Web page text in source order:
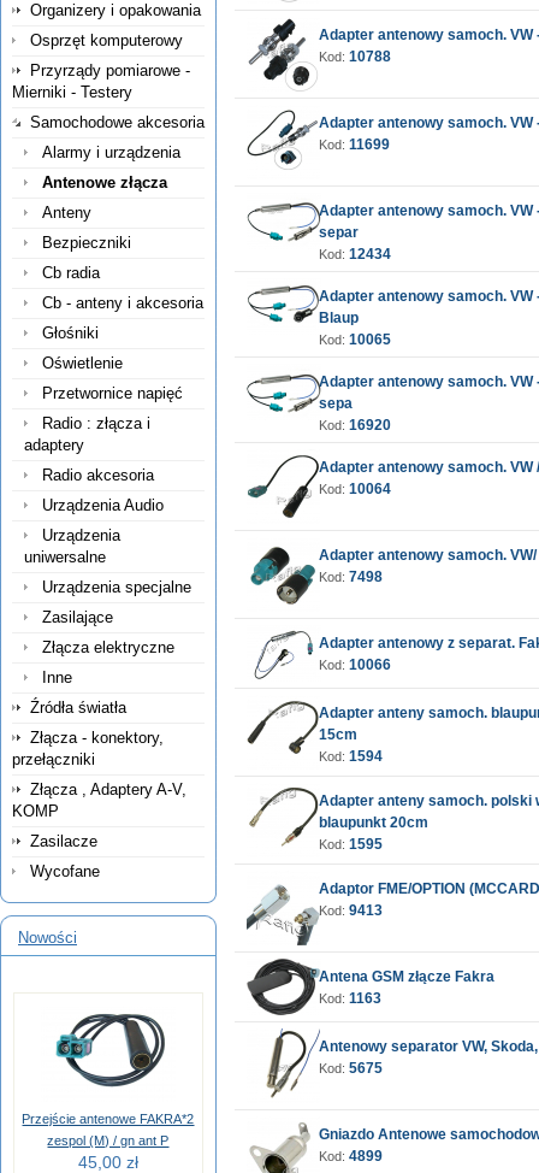
Organizery i opakowania
Osprzęt komputerowy
Przyrządy pomiarowe -
Mierniki - Testery
Samochodowe akcesoria
Alarmy i urządzenia
Antenowe złącza
Anteny
Bezpieczniki
Cb radia
Cb - anteny i akcesoria
Głośniki
Oświetlenie
Przetwornice napięć
Radio : złącza i
adaptery
Radio akcesoria
Urządzenia Audio
Urządzenia
uniwersalne
Urządzenia specjalne
Zasilające
Złącza elektryczne
Inne
Źródła światła
Złącza - konektory,
przełączniki
Złącza , Adaptery A-V,
KOMP
Zasilacze
Wycofane
Nowości
Przejście antenowe FAKRA*2
zespol (M) / gn ant P
45,00 zł
Adapter antenowy samoch. VW
Kod: 10788
Adapter antenowy samoch. VW
Kod: 11699
Adapter antenowy samoch. VW
separ
Kod: 12434
Adapter antenowy samoch. VW
Blaup
Kod: 10065
Adapter antenowy samoch. VW
sepa
Kod: 16920
Adapter antenowy samoch. VW
Kod: 10064
Adapter antenowy samoch.
Kod: 7498
Adapter antenowy z separat.
Kod: 10066
Adapter anteny samoch.
15cm
Kod: 1594
Adapter anteny samoch. polski
blaupunkt 20cm
Kod: 1595
Adaptor FME/OPTION
Kod: 9413
Antena GSM złącze Fakra
Kod: 1163
Antenowy separator VW,
Kod: 5675
Gniazdo Antenowe
Kod: 4899